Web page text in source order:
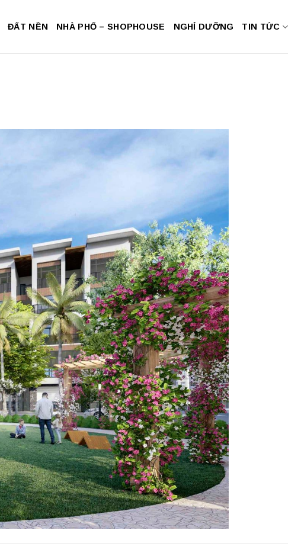
ĐẤT NỀN NHÀ PHỐ – SHOPHOUSE NGHỈ DƯỠNG TIN TỨC